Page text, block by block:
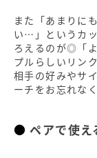
また「あまりに
い…」というカ
ろえるのが◎「
プルらしいリン
相手の好みやサ
ーチをお忘れなく
ペアで使え